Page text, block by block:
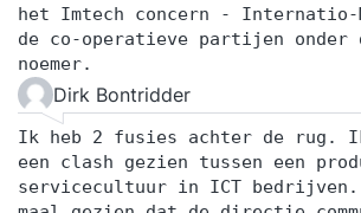
het Imtech concern -
de co-operatieve partijen onder
noemer.
Dirk Bontridder
Ik heb 2 fusies achter de rug.
een clash gezien tussen een
servicecultuur in ICT bedrijven.